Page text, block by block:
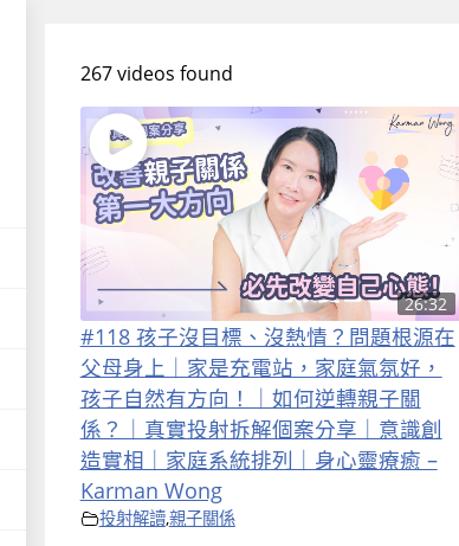
267 videos found
26:32
#118 孩子沒目標、沒熱情？問題根源在
父母身上｜家是充電站，家庭氣氛好，
孩子自然有方向！｜如何逆轉親子關
係？｜真實投射拆解個案分享｜意識創
造實相｜家庭系統排列｜身心靈療癒 –
Karman Wong
投射解讀,親子關係